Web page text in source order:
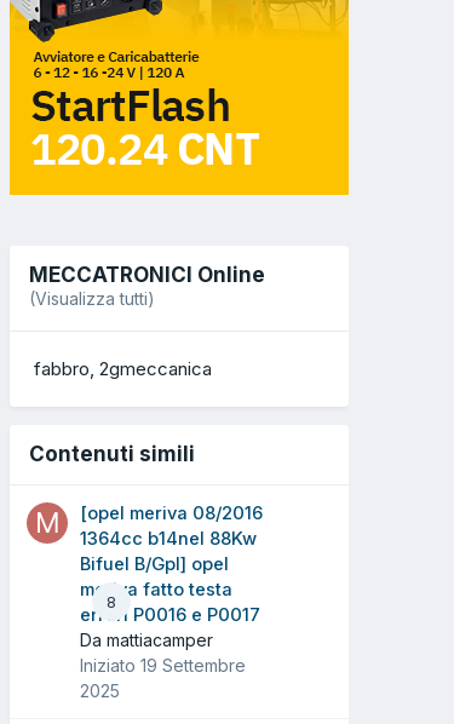
MECCATRONICI Online
(Visualizza tutti)
fabbro 2gmeccanica
Contenuti simili
8
[opel meriva 08/2016
1364cc b14nel 88Kw
Bifuel B/Gpl] opel
meriva fatto testa
errori P0016 e P0017
Da mattiacamper
Iniziato 19 Settembre
2025